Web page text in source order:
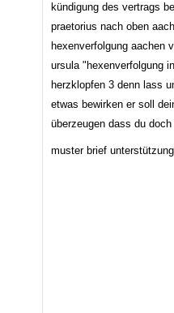
kündigung des vertrags
praetorius nach oben
hexenverfolgung aachen
ursula "hexenverfolgung
herzklopfen 3 denn lass
etwas bewirken er soll
überzeugen dass du
muster brief unterstützung